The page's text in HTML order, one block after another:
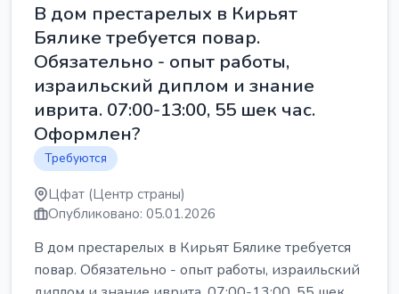
В дом престарелых в Кирьят
Бялике требуется повар.
Обязательно - опыт работы,
израильский диплом и знание
иврита. 07:00-13:00, 55 шек час.
Оформлен?
Требуются
Цфат (Центр страны)
Опубликовано: 05.01.2026
В дом престарелых в Кирьят Бялике требуется
повар. Обязательно - опыт работы, израильский